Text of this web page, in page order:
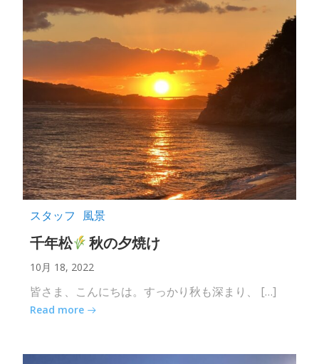
スタッフ 風景
千年松 秋の夕焼け
10月 18, 2022
皆さま、こんにちは。すっかり秋も深まり、 […]
Read more